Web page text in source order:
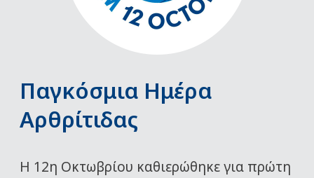
Παγκόσμια Ημέρα
Αρθρίτιδας
Η 12η Οκτωβρίου καθιερώθηκε για πρώτη